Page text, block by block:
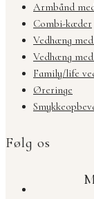
Armbånd
Combi-kæder
Vedhæng
Vedhæng
Family/life
Øreringe
Følg os